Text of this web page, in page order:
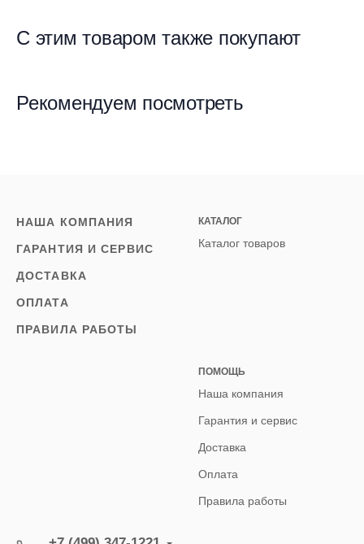
С этим товаром также покупают
Рекомендуем посмотреть
НАША КОМПАНИЯ
ГАРАНТИЯ И СЕРВИС
ДОСТАВКА
ОПЛАТА
ПРАВИЛА РАБОТЫ
КАТАЛОГ
Каталог товаров
ПОМОЩЬ
Наша компания
Гарантия и сервис
Доставка
Оплата
Правила работы